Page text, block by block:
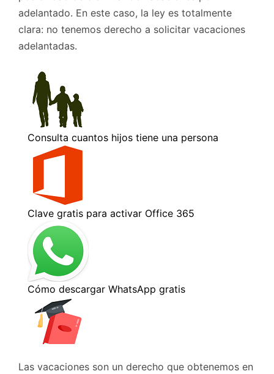
adelantado. En este caso, la ley es totalmente
clara: no tenemos derecho a solicitar vacaciones
adelantadas.
Las vacaciones son un derecho que obtenemos en